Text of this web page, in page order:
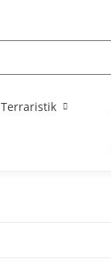
Terraristik